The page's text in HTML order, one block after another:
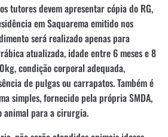
tutores devem apresentar cópia do RG,
em Saquarema emitido nos
será realizado apenas para
atualizada, idade entre 6 meses e 8
condição corporal adequada,
de pulgas ou carrapatos. Também é
simples, fornecido pela própria SMDA,
animal para a cirurgia.